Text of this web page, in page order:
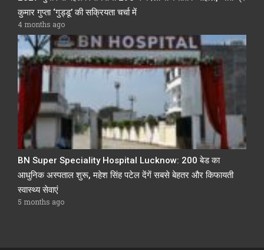
कुमार गुप्ता ‘गुड्डू’ की सक्रियता चर्चा में
4 months ago
BN Super Speciality Hospital Lucknow: 200 बेड का
आधुनिक अस्पताल शुरू, महेश सिंह पटेल देंगें सबसे बेहतर और किफायती
स्वास्थ्य सेवाएं
5 months ago